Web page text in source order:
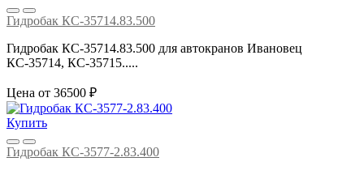
Гидробак КС-35714.83.500
Гидробак КС-35714.83.500 для автокранов Ивановец
КС-35714, КС-35715.....
Цена от 36500 ₽
Купить
Гидробак КС-3577-2.83.400